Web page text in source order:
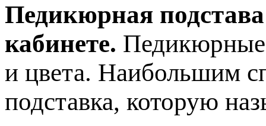
Педикюрная подстава
кабинете. Педикюрные
и цвета. Наибольшим
подставка, которую